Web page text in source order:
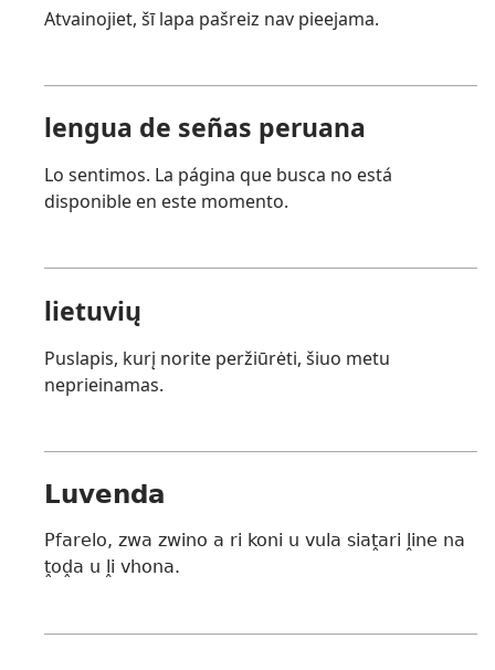
Atvainojiet, šī lapa pašreiz nav pieejama.
lengua de señas peruana
Lo sentimos. La página que busca no está
disponible en este momento.
lietuvių
Puslapis, kurį norite peržiūrėti, šiuo metu
neprieinamas.
Luvenda
Pfarelo, zwa zwino a ri koni u vula siaṱari ḽine na
ṱoḓa u ḽi vhona.